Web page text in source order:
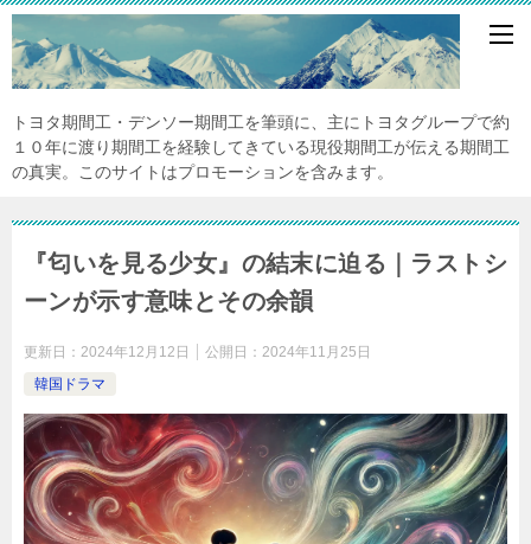
トヨタ期間工・デンソー期間工を筆頭に、主にトヨタグループで約
１０年に渡り期間工を経験してきている現役期間工が伝える期間工
の真実。このサイトはプロモーションを含みます。
『匂いを見る少女』の結末に迫る｜ラストシ
ーンが示す意味とその余韻
更新日： 2024年12月12日 公開日： 2024年11月25日
韓国ドラマ